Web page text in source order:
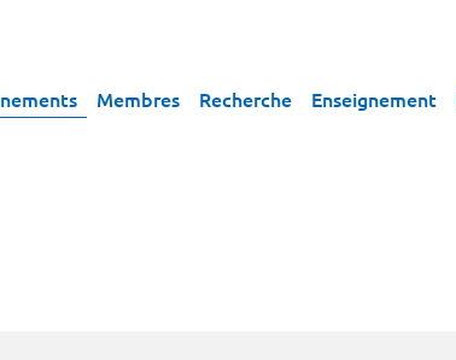
Membres Recherche Enseignement